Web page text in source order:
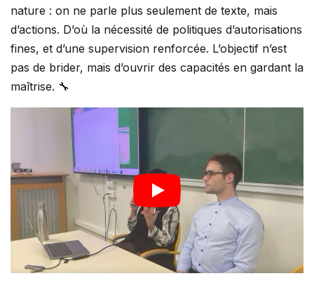
nature : on ne parle plus seulement de texte, mais
d’actions. D’où la nécessité de politiques d’autorisations
fines, et d’une supervision renforcée. L’objectif n’est
pas de brider, mais d’ouvrir des capacités en gardant la
maîtrise. 🔧